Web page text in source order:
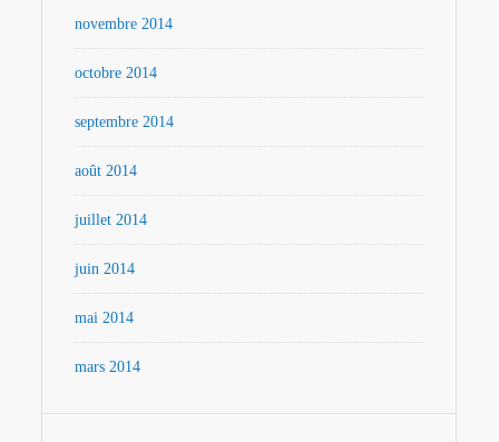
novembre 2014
octobre 2014
septembre 2014
août 2014
juillet 2014
juin 2014
mai 2014
mars 2014